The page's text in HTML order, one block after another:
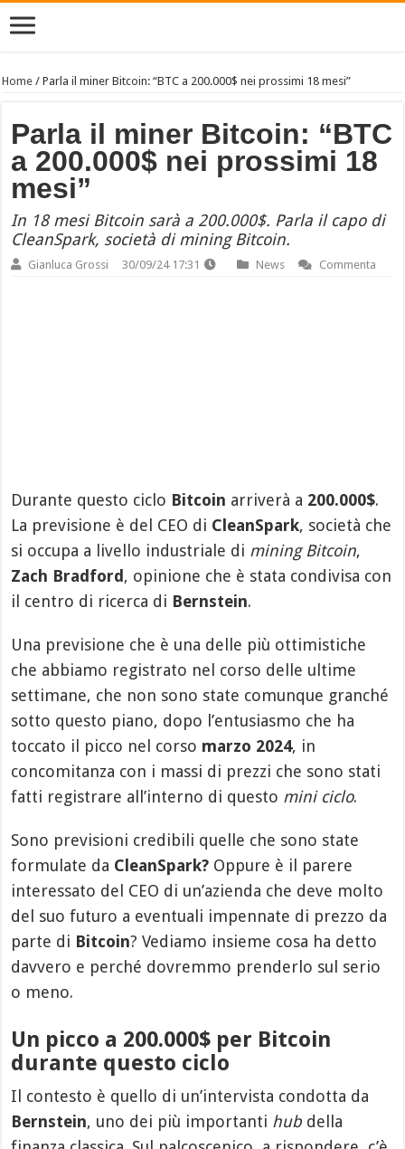
Home /Parla il miner Bitcoin: “BTC a 200.000$ nei prossimi 18 mesi”
Parla il miner Bitcoin: “BTC
a 200.000$ nei prossimi 18
mesi”
In 18 mesi Bitcoin sarà a 200.000$. Parla il capo di
CleanSpark, società di mining Bitcoin.
Gianluca Grossi 30/09/24 17:31 News Commenta
Durante questo ciclo Bitcoin arriverà a 200.000$.
La previsione è del CEO di CleanSpark, società che
si occupa a livello industriale di mining Bitcoin,
Zach Bradford , opinione che è stata condivisa con
il centro di ricerca di Bernstein.
Una previsione che è una delle più ottimistiche
che abbiamo registrato nel corso delle ultime
settimane, che non sono state comunque granché
sotto questo piano, dopo l’entusiasmo che ha
toccato il picco nel corso marzo 2024, in
concomitanza con i massi di prezzi che sono stati
fatti registrare all’interno di questo mini ciclo.
Sono previsioni credibili quelle che sono state
formulate da CleanSpark? Oppure è il parere
interessato del CEO di un’azienda che deve molto
del suo futuro a eventuali impennate di prezzo da
parte di Bitcoin? Vediamo insieme cosa ha detto
davvero e perché dovremmo prenderlo sul serio
o meno.
Un picco a 200.000$ per Bitcoin
durante questo ciclo
Il contesto è quello di un’intervista condotta da
Bernstein, uno dei più importanti hub della